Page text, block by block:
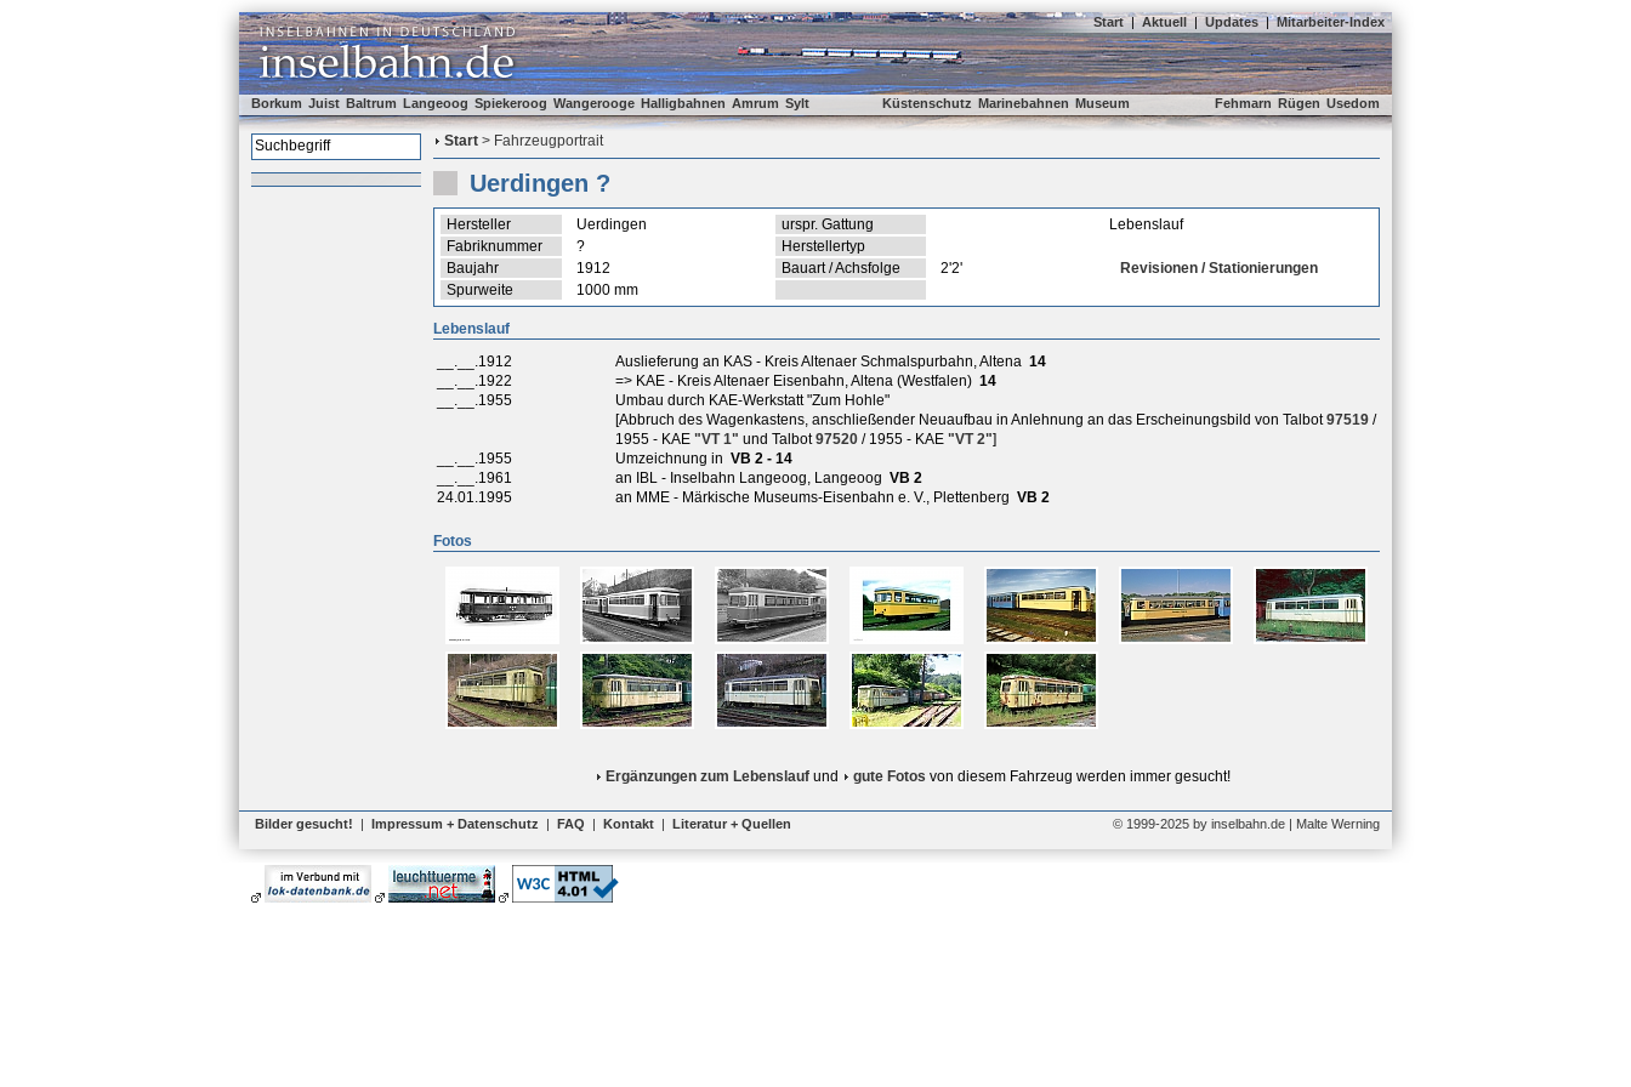
Start | Aktuell | Updates | Mitarbeiter-Index
Borkum Juist Baltrum Langeoog Spiekeroog Wangerooge Halligbahnen Amrum Sylt Küstenschutz Marinebahnen Museum Fehmarn Rügen Usedom
Start > Fahrzeugportrait
Uerdingen ?
Hersteller Uerdingen urspr. Gattung
Lebenslauf
Fabriknummer
?
Herstellertyp
Baujahr
1912 Bauart / Achsfolge 2'2'
Revisionen / Stationierungen
Spurweite
1000 mm
Lebenslauf
__.__.1912
Auslieferung an KAS - Kreis Altenaer Schmalspurbahn, Altena 14
__.__.1922
=> KAE - Kreis Altenaer Eisenbahn, Altena (Westfalen) 14
__.__.1955
Umbau durch KAE-Werkstatt "Zum Hohle"
[Abbruch des Wagenkastens, anschließender Neuaufbau in Anlehnung an das Erscheinungsbild von Talbot97519 /
1955 - KAE "VT 1" und Talbot97520 / 1955 - KAE "VT 2"]
__.__.1955
Umzeichnung in VB 2 - 14
__.__.1961
an IBL - Inselbahn Langeoog, Langeoog VB 2
24.01.1995
an MME - Märkische Museums-Eisenbahn e. V., Plettenberg VB 2
Fotos
Ergänzungen zum Lebenslauf und gute Fotos von diesem Fahrzeug werden immer gesucht!
Bilder gesucht! | Impressum + Datenschutz | FAQ | Kontakt | Literatur + Quellen © 1999-2025 by inselbahn.de | Malte Werning